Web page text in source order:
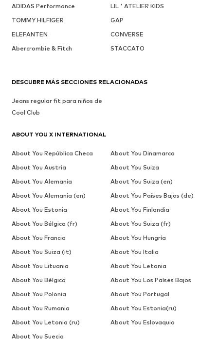
ADIDAS Performance
LIL ' ATELIER KIDS
TOMMY HILFIGER
GAP
ELEFANTEN
CONVERSE
Abercrombie & Fitch
STACCATO
DESCUBRE MÁS SECCIONES RELACIONADAS
Jeans regular fit para niños de
Cool Club
ABOUT YOU X INTERNATIONAL
About You República Checa
About You Dinamarca
About You Austria
About You Suiza
About You Alemania
About You Suiza (en)
About You Alemania (en)
About You Países Bajos (de)
About You Estonia
About You Finlandia
About You Bélgica (fr)
About You Suiza (fr)
About You Francia
About You Hungría
About You Suiza (it)
About You Italia
About You Lituania
About You Letonia
About You Bélgica
About You Los Países Bajos
About You Polonia
About You Portugal
About You Rumania
About You Estonia(ru)
About You Letonia (ru)
About You Eslovaquia
About You Suecia